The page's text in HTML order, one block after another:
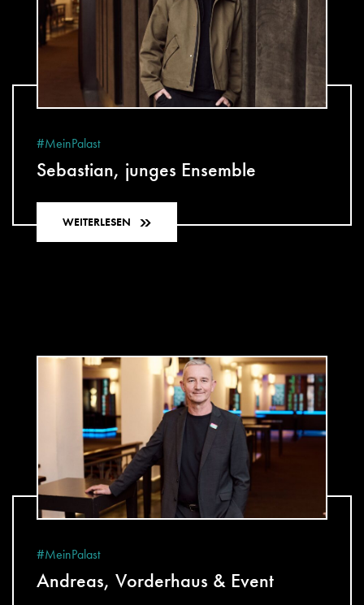
#MeinPalast
Sebastian, junges Ensemble
WEITERLESEN
#MeinPalast
Andreas, Vorderhaus & Event